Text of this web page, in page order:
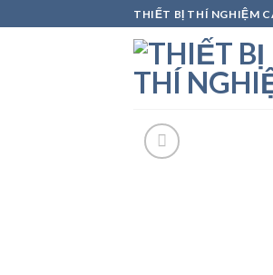
to
THIẾT BỊ THÍ NGHIỆM